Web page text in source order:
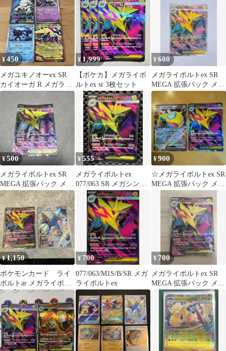
¥450
メガユキノオーex SR
カイオーガ R メガライ
ボルトex ゼルネアス
¥ 1,999
【ポケカ】メガライボ
ルトex sr 3枚セット
¥600
メガライボルトex SR
MEGA 拡張パック メガ
シンフォニア キラ
077…
¥500
メガライボルトex SR
MEGA 拡張パック メガ
シンフォニア 077/063
¥555
メガライボルトex
077/063 SR メガシンフ
ォニア キラ ☆おまけ付
¥900
☆メガライボルトex SR
MEGA 拡張パック メガ
シンフォニア ☆ノココ
¥1,150
ポケモンカード ライ
ボルトar メガライボル
トex sr 2枚セット
¥ 700
077/063/M1S/B/SR メガ
ライボルトex
¥ 700
メガライボルトex SR
MEGA 拡張パック メガ
シンフォニア 077/063